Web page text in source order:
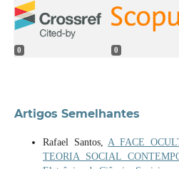
0 0
Artigos Semelhantes
Rafael Santos, A FACE
TEORIA SOCIAL